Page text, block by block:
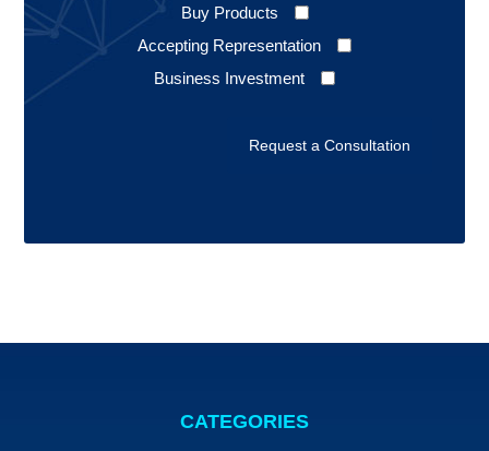
Buy Products
Accepting Representation
Business Investment
CATEGORIES